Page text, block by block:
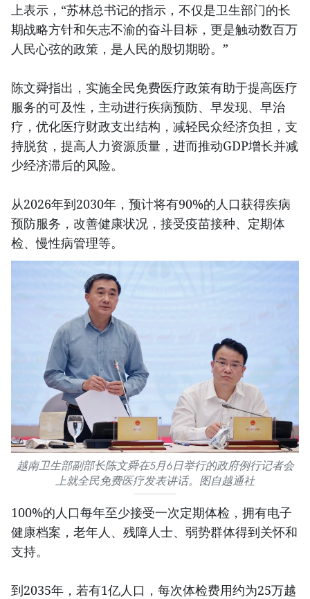
上表示，“苏林总书记的指示，不仅是卫生部门的长
期战略方针和矢志不渝的奋斗目标，更是触动数百万
人民心弦的政策，是人民的殷切期盼。”
陈文舜指出，实施全民免费医疗政策有助于提高医疗
服务的可及性，主动进行疾病预防、早发现、早治
疗，优化医疗财政支出结构，减轻民众经济负担，支
持脱贫，提高人力资源质量，进而推动GDP增长并减
少经济滞后的风险。
从2026年到2030年，预计将有90%的人口获得疾病
预防服务，改善健康状况，接受疫苗接种、定期体
检、慢性病管理等。
越南卫生部副部长陈文舜在5月6日举行的政府例行记者会
上就全民免费医疗发表讲话。图自越通社
100%的人口每年至少接受一次定期体检，拥有电子
健康档案，老年人、残障人士、弱势群体得到关怀和
支持。
到2035年，若有1亿人口，每次体检费用约为25万越